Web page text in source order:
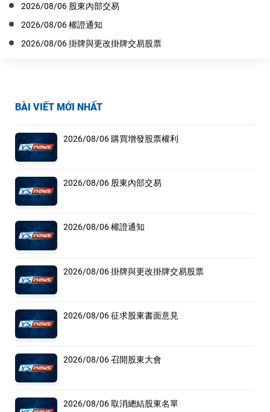
BÀI VIẾT MỚI NHẤT
2026/08/06 購買增發股票權利
2026/08/06 股東內部交易
2026/08/06 權證通知
2026/08/06 掛牌與更改掛牌交易股票
2026/08/06 征求股東書面意見
2026/08/06 召開股東大會
2026/08/06 取消總結股東名單
2026/08/06 股東內部交易
2026/08/06 權證通知
2026/08/06 掛牌與更改掛牌交易股票